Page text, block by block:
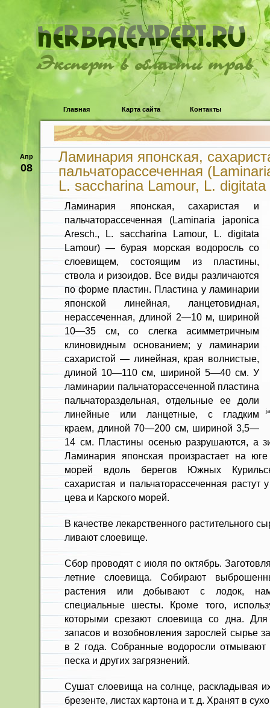
Эксперт в области трав
Главная Карта сайта Контакты
Апр
08
Ламинария японская,
пальчаторассеченная
L. saccharina Lamour, L.
Ламинария японская, сахаристая и
пальчаторассеченная (Laminaria japonica
Aresch., L. saccharina Lamour, L. digitata
Lamour) — бурая морская водоросль со
слоеви­щем, состоящим из пластины,
ствола и ризоидов. Все виды различаются
по форме пластин. Пластина у ламинарии
японской линейная, лан­цетовидная,
нерассеченная, длиной 2—10 м, шириной
10—35 см, со слегка асимметричным
клиновидным основанием; у ламинарии
сахаристой — линейная, края волнистые,
длиной 10—110 см, шириной 5—40 см. У
ламина­рии пальчаторассеченной пластина
пальчатораздельная, отдельные ее доли
линейные или ланцетные, с гладким
краем, длиной 70—200 см, шириной 3,5—
14 см. Пластины осенью разруша­ются, а
Ла­минария японская произрастает на
морей вдоль бе­регов Южных
сахаристая и пальчаторассечен­ная
цева и Карского морей.
В качестве лекарственного расти­тельного
ливают слоевище.
Сбор проводят с июля по октябрь.
летние слоевища. Собирают
растения или добывают с лодок,
специальные шесты. Кроме того,
которы­ми срезают слоевища со дна. Для
запасов и во­зобновления зарослей сырье
в 2 года. Собранные водоросли отмывают
песка и других загрязнений.
Сушат слоевища на солнце, рас­кладывая
брезенте, листах картона и т. д. Хра­нят в